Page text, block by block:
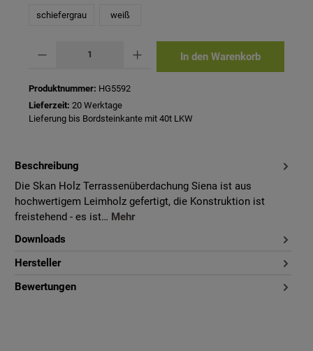
schiefergrau weiß
In den Warenkorb
Produktnummer: HG5592
Lieferzeit: 20 Werktage
Lieferung bis Bordsteinkante mit 40t LKW
Beschreibung
Die Skan Holz Terrassenüberdachung Siena ist aus
hochwertigem Leimholz gefertigt, die Konstruktion ist
freistehend - es ist… Mehr
Downloads
Hersteller
Bewertungen